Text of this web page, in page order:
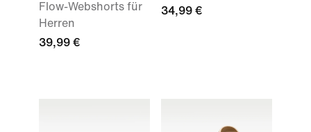
Flow-Webshorts für
Herren
39,99 €
34,99 €